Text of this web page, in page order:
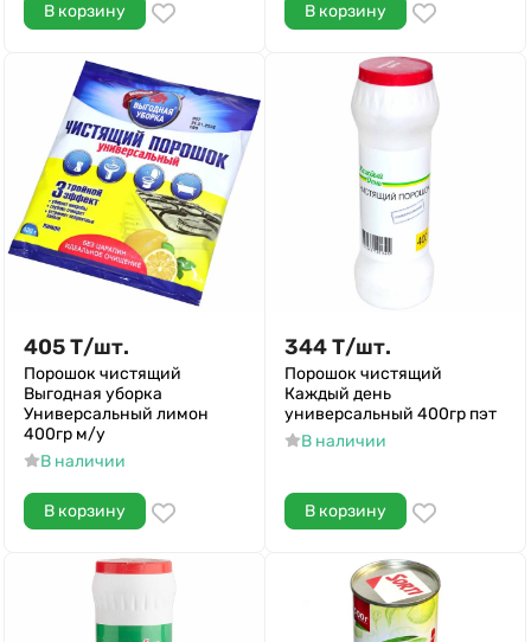
В корзину В корзину
405Т/шт.
Порошок чистящий
Выгодная уборка
Универсальный лимон
400гр м/у
В наличии
В корзину
344Т/шт.
Порошок чистящий
Каждый день
универсальный 400гр пэт
В наличии
В корзину